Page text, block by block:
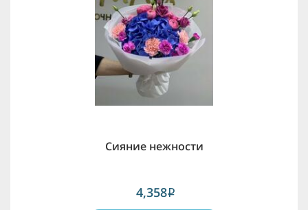
Сияние нежности
4,358i